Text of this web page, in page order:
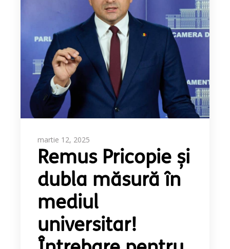
martie 12, 2025
Remus Pricopie și
dubla măsură în
mediul
universitar!